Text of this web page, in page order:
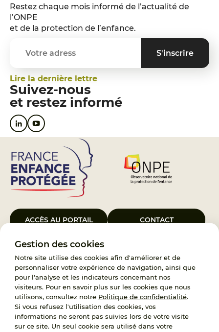
Gestion des cookies
Notre site utilise des cookies afin d'améliorer et de
personnaliser votre expérience de navigation, ainsi que
pour l'analyse et les indicateurs concernant nos
visiteurs. Pour en savoir plus sur les cookies que nous
utilisons, consultez notre Politique de confidentialité.
Si vous refusez l'utilisation des cookies, vos
informations ne seront pas suivies lors de votre visite
sur ce site. Un seul cookie sera utilisé dans votre
Restez chaque mois informé de l’actualité de
l’ONPE
et de la protection de l’enfance.
Lire la dernière lettre
Suivez-nous
et restez informé
ACCÈS AU PORTAIL CONTACT
Le Groupement d’Intérêt Public France Enfance Protégée, créé le 5
janvier 2023, a pour objet d’assurer les missions de service public du
119, d’accompagnement des adoptants et de traitement des
demandes d’accès aux origines personnelles. France Enfance
Protégée est également un observatoire et une ressource pour
l’ensemble des professionnels, ainsi qu’un appui à l’élaboration de la
politique publique à travers le soutien à l’activité des conseils
nationaux.